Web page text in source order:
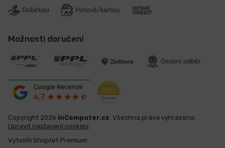
Možnosti doručení
Vytvořil Shoptet Premium
Copyright 2026 inComputer.cz. Všechna práva vyhrazena.
Upravit nastavení cookies